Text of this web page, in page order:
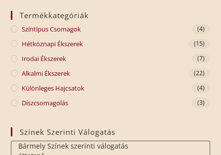
Termékkategóriák
Színtípus Csomagok (4)
Hétköznapi Ékszerek (15)
Irodai Ékszerek (7)
Alkalmi Ékszerek (22)
Különleges Hajcsatok (4)
Díszcsomagolás (3)
Színek Szerinti Válogatás